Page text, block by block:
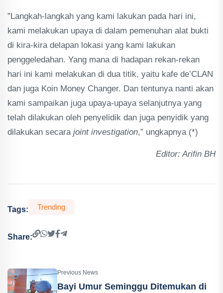
”Langkah-langkah yang kami lakukan pada hari ini,
kami melakukan upaya di dalam pemenuhan alat bukti
di kira-kira delapan lokasi yang kami lakukan
penggeledahan. Yang mana di hadapan rekan-rekan
hari ini kami melakukan di dua titik, yaitu kafe de’CLAN
dan juga Koin Money Changer. Dan tentunya nanti akan
kami sampaikan juga upaya-upaya selanjutnya yang
telah dilakukan oleh penyelidik dan juga penyidik yang
dilakukan secara joint investigation,” ungkapnya (*)
Editor: Arifin BH
Tags: Trending
Share:
Previous News
Bayi Umur Seminggu Ditemukan di